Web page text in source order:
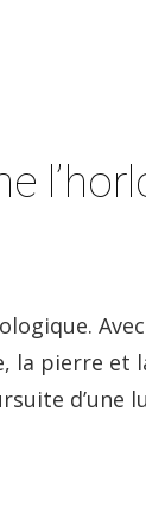
la pierre et
d’une